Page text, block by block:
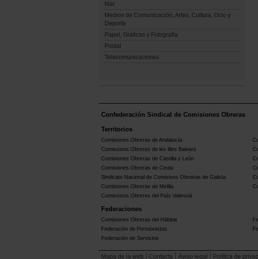
Mar
Medios de Comunicación, Artes, Cultura, Ocio y
Deporte
Papel, Gráficas y Fotografía
Postal
Telecomunicaciones
Confederación Sindical de Comisiones Obreras
Territorios
Comisiones Obreras de Andalucía
Comissions Obreres de les Illes Balears
Comisiones Obreras de Castilla y León
Comisiones Obreras de Ceuta
Sindicato Nacional de Comisions Obreiras de Galicia
Comisiones Obreras de Melilla
Comissions Obreres del Paìs Valenciá
Federaciones
Comisiones Obreras del Hábitat
Federación de Pensionistas
Federación de Servicios
Mapa de la web Contacta Aviso legal Política de